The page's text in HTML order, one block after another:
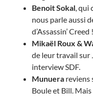
Benoit Sokal, qui
nous parle aussi
d’Assassin’ Creed !
Mikaël Roux &
de leur travail sur
interview SDF.
Munuerareviens
Boule et Bill.